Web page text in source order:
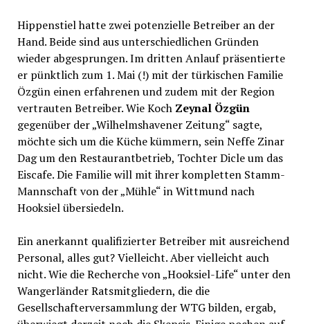
Hippenstiel hatte zwei potenzielle Betreiber an der
Hand. Beide sind aus unterschiedlichen Gründen
wieder abgesprungen. Im dritten Anlauf präsentierte
er pünktlich zum 1. Mai (!) mit der türkischen Familie
Özgün einen erfahrenen und zudem mit der Region
vertrauten Betreiber. Wie Koch Zeynal Özgün
gegenüber der „Wilhelmshavener Zeitung“ sagte,
möchte sich um die Küche kümmern, sein Neffe Zinar
Dag um den Restaurantbetrieb, Tochter Dicle um das
Eiscafe. Die Familie will mit ihrer kompletten Stamm-
Mannschaft von der „Mühle“ in Wittmund nach
Hooksiel übersiedeln.
Ein anerkannt qualifizierter Betreiber mit ausreichend
Personal, alles gut? Vielleicht. Aber vielleicht auch
nicht. Wie die Recherche von „Hooksiel-Life“ unter den
Wangerländer Ratsmitgliedern, die die
Gesellschafterversammlung der WTG bilden, ergab,